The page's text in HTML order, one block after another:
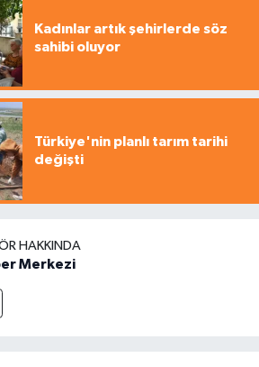
Kadınlar artık şehirlerde söz
sahibi oluyor
Türkiye'nin planlı tarım tarihi
değişti
HAKKINDA
Merkezi